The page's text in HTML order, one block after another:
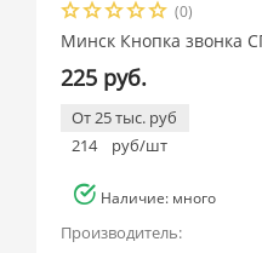
(0)
Минск Кнопка звонка
225 руб.
От 25 тыс. руб
214
руб/шт
Наличие: много
Производитель: